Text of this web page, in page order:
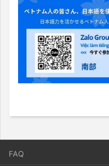
FAQ